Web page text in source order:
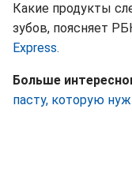
Какие продукты
зубов, поясняет
Express.
Больше
пасту, которую